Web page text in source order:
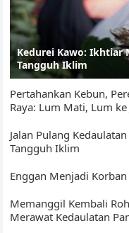
Kedurei Kawo: Ikhtiar
Tangguh Iklim
Pertahankan Kebun,
Raya: Lum Mati, Lum ke
Jalan Pulang
Tangguh Iklim
Enggan Menjadi
Memanggil Kembali
Merawat Kedaulatan